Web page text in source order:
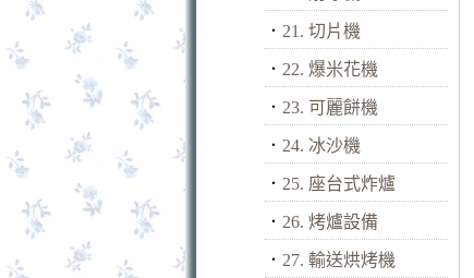
． 21. 切片機
． 22. 爆米花機
． 23. 可麗餅機
． 24. 冰沙機
． 25. 座台式炸爐
． 26. 烤爐設備
． 27. 輸送烘烤機